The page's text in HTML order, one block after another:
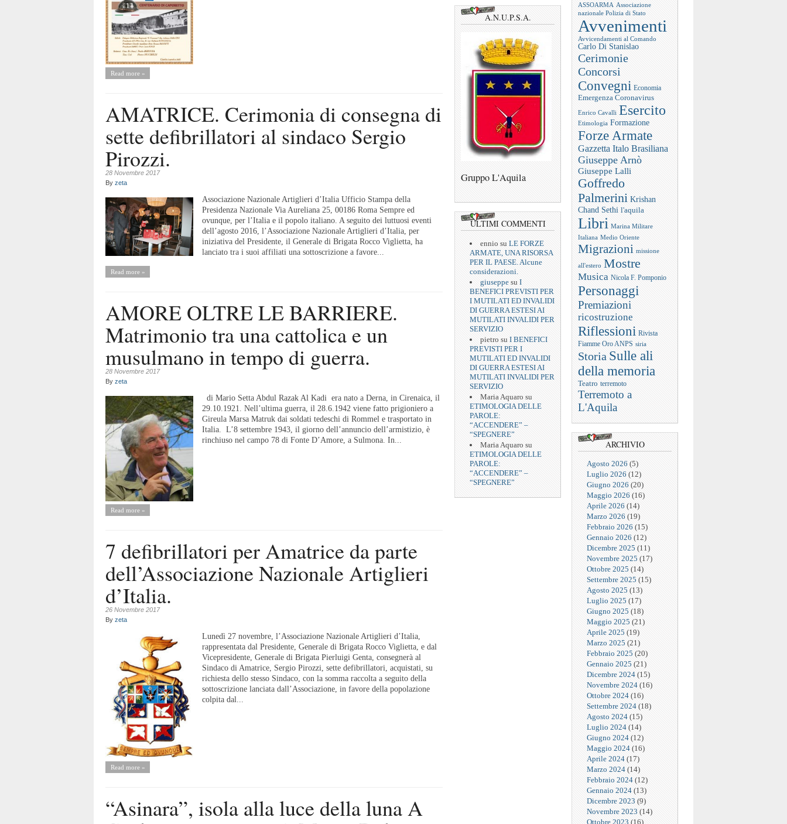
Read more »
AMATRICE. Cerimonia di consegna di
sette defibrillatori al sindaco Sergio
Pirozzi.
28 Novembre 2017
By zeta
Associazione Nazionale Artiglieri d’Italia Ufficio Stampa della
Presidenza Nazionale Via Aureliana 25, 00186 Roma Sempre ed
ovunque, per l’Italia e il popolo italiano. A seguito dei luttuosi eventi
dell’agosto 2016, l’Associazione Nazionale Artiglieri d’Italia, per
iniziativa del Presidente, il Generale di Brigata Rocco Viglietta, ha
lanciato tra i suoi affiliati una sottoscrizione a favore...
Read more »
AMORE OLTRE LE BARRIERE.
Matrimonio tra una cattolica e un
musulmano in tempo di guerra.
28 Novembre 2017
By zeta
di Mario Setta Abdul Razak Al Kadi era nato a Derna, in Cirenaica, il
29.10.1921. Nell’ultima guerra, il 28.6.1942 viene fatto prigioniero a
Gireula Marsa Matruk dai soldati tedeschi di Rommel e trasportato in
Italia. L’8 settembre 1943, il giorno dell’annuncio dell’armistizio, è
rinchiuso nel campo 78 di Fonte D’Amore, a Sulmona. In...
Read more »
7 defibrillatori per Amatrice da parte
dell’Associazione Nazionale Artiglieri
d’Italia.
26 Novembre 2017
By zeta
Lunedì 27 novembre, l’Associazione Nazionale Artiglieri d’Italia,
rappresentata dal Presidente, Generale di Brigata Rocco Viglietta, e dal
Vicepresidente, Generale di Brigata Pierluigi Genta, consegnerà al
Sindaco di Amatrice, Sergio Pirozzi, sette defibrillatori, acquistati, su
richiesta dello stesso Sindaco, con la somma raccolta a seguito della
sottoscrizione lanciata dall’Associazione, in favore della popolazione
colpita dal...
Read more »
“Asinara”, isola alla luce della luna A
A.N.U.P.S.A.
Gruppo L'Aquila
ULTIMI COMMENTI
ennio su LE FORZE
ARMATE, UNA RISORSA
PER IL PAESE. Alcune
considerazioni.
giuseppe su I
BENEFICI PREVISTI PER
I MUTILATI ED INVALIDI
DI GUERRA ESTESI AI
MUTILATI INVALIDI PER
SERVIZIO
pietro su I BENEFICI
PREVISTI PER I
MUTILATI ED INVALIDI
DI GUERRA ESTESI AI
MUTILATI INVALIDI PER
SERVIZIO
Maria Aquaro su
ETIMOLOGIA DELLE
PAROLE:
“ACCENDERE” –
“SPEGNERE”
Maria Aquaro su
ETIMOLOGIA DELLE
PAROLE:
“ACCENDERE” –
“SPEGNERE”
ASSOARMA Associazione
nazionale Polizia di Stato
Avvenimenti
Avvicendamenti al Comando
Carlo Di Stanislao
Cerimonie
Concorsi
Convegni Economia
Emergenza Coronavirus
Enrico Cavalli Esercito
Etimologia Formazione
Forze Armate
Gazzetta Italo Brasiliana
Giuseppe Arnò
Giuseppe Lalli
Goffredo
Palmerini Krishan
Chand Sethi l'aquila
Libri Marina Militare
Italiana Medio Oriente
Migrazioni missione
all'estero Mostre
Musica Nicola F. Pomponio
Personaggi
Premiazioni
ricostruzione
Riflessioni Rivista
Fiamme Oro ANPS siria
Storia Sulle ali
della memoria
Teatro terremoto
Terremoto a
L'Aquila
ARCHIVIO
Agosto 2026 (5)
Luglio 2026 (12)
Giugno 2026 (20)
Maggio 2026 (16)
Aprile 2026 (14)
Marzo 2026 (19)
Febbraio 2026 (15)
Gennaio 2026 (12)
Dicembre 2025 (11)
Novembre 2025 (17)
Ottobre 2025 (14)
Settembre 2025 (15)
Agosto 2025 (13)
Luglio 2025 (17)
Giugno 2025 (18)
Maggio 2025 (21)
Aprile 2025 (19)
Marzo 2025 (21)
Febbraio 2025 (20)
Gennaio 2025 (21)
Dicembre 2024 (15)
Novembre 2024 (16)
Ottobre 2024 (16)
Settembre 2024 (18)
Agosto 2024 (15)
Luglio 2024 (14)
Giugno 2024 (12)
Maggio 2024 (16)
Aprile 2024 (17)
Marzo 2024 (14)
Febbraio 2024 (12)
Gennaio 2024 (13)
Dicembre 2023 (9)
Novembre 2023 (14)
Ottobre 2023 (16)